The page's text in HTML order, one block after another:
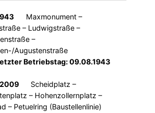
Maxmonument –
– Ludwigstraße –
–
Augustenstraße
Betriebstag: 09.08.1943
Scheidplatz –
– Hohenzollernplatz –
– Petuelring (Baustellenlinie)